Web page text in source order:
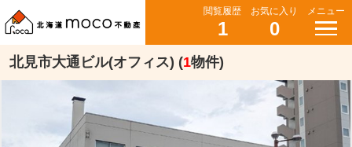
閲覧履歴
1
お気に入り
0
メニュー
北見市大通ビル(オフィス) (1物件)